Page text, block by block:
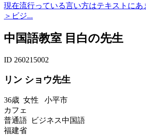
現在流行っている言い方はテキストに
＞ビジ...
中国語教室 目白の先生
ID 260215002
リン ショウ先生
36歳 女性 小平市
カフェ
普通語 ビジネス中国語
福建省